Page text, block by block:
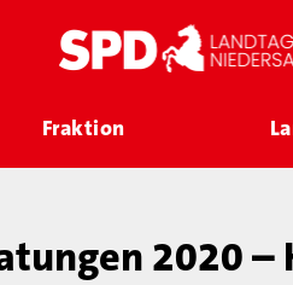
Fraktion
2020